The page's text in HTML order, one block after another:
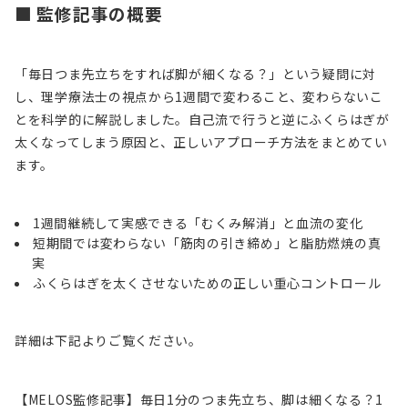
■ 監修記事の概要
「毎日つま先立ちをすれば脚が細くなる？」という疑問に対
し、理学療法士の視点から1週間で変わること、変わらないこ
とを科学的に解説しました。自己流で行うと逆にふくらはぎが
太くなってしまう原因と、正しいアプローチ方法をまとめてい
ます。
1週間継続して実感できる「むくみ解消」と血流の変化
短期間では変わらない「筋肉の引き締め」と脂肪燃焼の真
実
ふくらはぎを太くさせないための正しい重心コントロール
詳細は下記よりご覧ください。
【MELOS監修記事】毎日1分のつま先立ち、脚は細くなる？1